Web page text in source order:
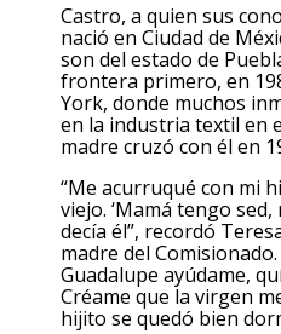
Castro, a quien sus
nació en Ciudad de
son del estado de
frontera primero, en
York, donde muchos
en la industria textil en
madre cruzó con él en
“Me acurruqué con mi
viejo. ‘Mamá tengo sed,
decía él”, recordó
madre del Comisionado.
Guadalupe ayúdame,
Créame que la virgen
hijito se quedó bien